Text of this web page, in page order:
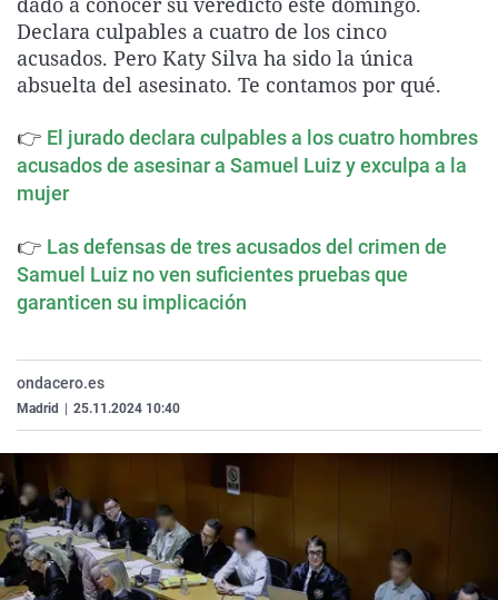
La rosa de los vientos
Gente viajera
Como el perro y el
Caso
Retornados
Equipo de
Operación Viuda
Extremadura
Galicia
La Rioja
Navarra
País Vasco
Virales
Televisión
Elecciones
Declara culpables a cuatro de los cinco
acusados. Pero Katy Silva ha sido la única
absuelta del asesinato. Te contamos por qué.
👉 El jurado declara culpables a los cuatro hombres
acusados de asesinar a Samuel Luiz y exculpa a la
mujer
👉 Las defensas de tres acusados del crimen de
Samuel Luiz no ven suficientes pruebas que
garanticen su implicación
ondacero.es
Madrid 25.11.2024 10:40